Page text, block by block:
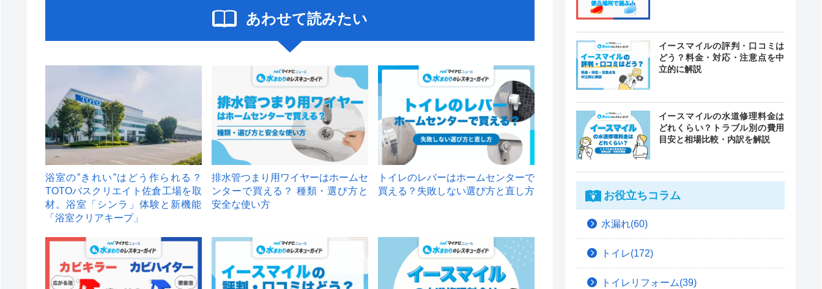
あわせて読みたい
浴室の”きれい”はどう作られる？
TOTOバスクリエイト佐倉工場を取
材。浴室「シンラ」体験と新機能
「浴室クリアキープ」
排水管つまり用ワイヤーはホームセ
ンターで買える？ 種類・選び方と
安全な使い方
トイレのレバーはホームセンターで
買える？失敗しない選び方と直し方
イースマイルの評判・口コミは
どう？料金・対応・注意点を中
立的に解説
イースマイルの水道修理料金は
どれくらい？トラブル別の費用
目安と相場比較・内訳を解説
お役立ちコラム
水漏れ(60)
トイレ(172)
トイレリフォーム(39)